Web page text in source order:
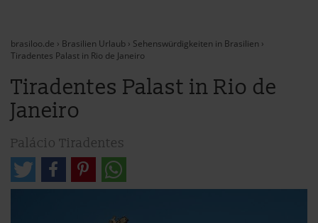
brasiloo.de › Brasilien Urlaub › Sehenswürdigkeiten in Brasilien ›
Tiradentes Palast in Rio de Janeiro
Tiradentes Palast in Rio de
Janeiro
Palácio Tiradentes